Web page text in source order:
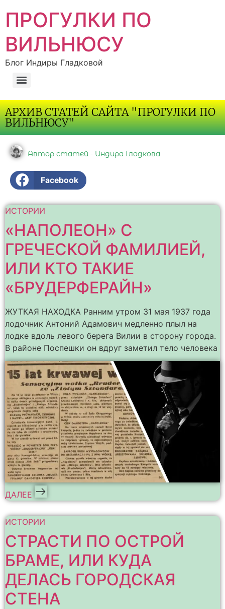
ПРОГУЛКИ ПО
ВИЛЬНЮСУ
Блог Индиры Гладковой
АРХИВ СТАТЕЙ САЙТА "ПРОГУЛКИ ПО
ВИЛЬНЮСУ"
Автор статей - Индира Гладкова
Facebook
ИСТОРИИ
«НАПОЛЕОН» С
ГРЕЧЕСКОЙ ФАМИЛИЕЙ,
ИЛИ КТО ТАКИЕ
«БРУДЕРФЕРАЙН»
ЖУТКАЯ НАХОДКА Ранним утром 31 мая 1937 года
лодочник Антоний Адамович медленно плыл на
лодке вдоль левого берега Вилии в сторону города.
В районе Поспешки он вдруг заметил тело человека
ДАЛЕЕ
ИСТОРИИ
СТРАСТИ ПО ОСТРОЙ
БРАМЕ, ИЛИ КУДА
ДЕЛАСЬ ГОРОДСКАЯ
СТЕНА